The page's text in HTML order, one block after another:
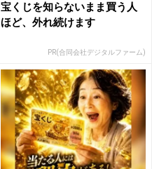
宝くじを知らないまま買う人
ほど、外れ続けます
PR(合同会社デジタルファーム)